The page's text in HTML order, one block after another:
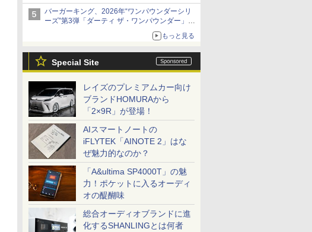
ーン開催！
バーガーキング、2026年“ワンパウンダーシリ
ーズ”第3弾「ダーティ ザ・ワンパウンダー」を
「特製ガーリックマヨソース」を使用した超大
もっと見る
Special Site
レイズのプレミアムカー向け
ブランドHOMURAから
「2×9R」が登場！
AIスマートノートの
iFLYTEK「AINOTE 2」はな
ぜ魅力的なのか？
「A&ultima SP4000T」の魅
力！ポケットに入るオーディ
オの醍醐味
総合オーディオブランドに進
化するSHANLINGとは何者